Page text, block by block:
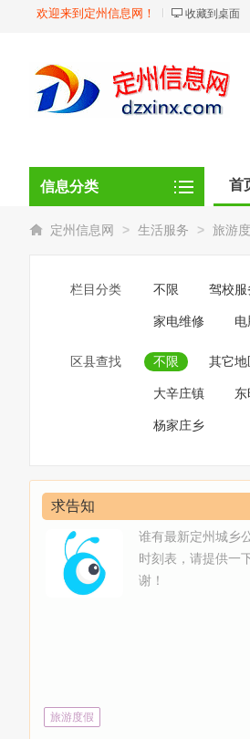
欢迎来到定州信息网！ 收藏到桌面
信息分类 首
商
定州信息网 > 生活服务 > 旅游
栏目分类 不限 驾校服
家电维修
区县查找 不限 其它地
大辛庄镇
杨家庄乡
求告知
谁有最新定州城乡
时刻表，请提供一
谢！
旅游度假